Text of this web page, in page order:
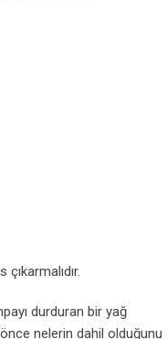
durduran bir yağ
nelerin dahil olduğunu